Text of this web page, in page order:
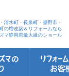
清水町・長泉町・裾野市・
の増改築＆リフォームなら
マ静岡県最大級のショール